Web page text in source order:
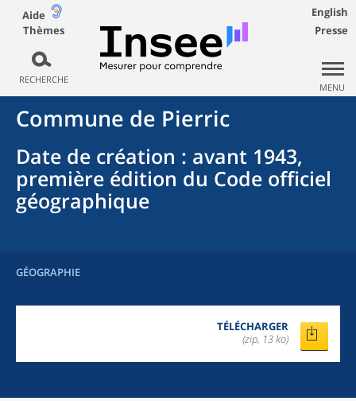
Aide
Thèmes
RECHERCHE
English
Presse
MENU
Commune de Pierric
Date de création : avant 1943,
première édition du Code officiel
géographique
GÉOGRAPHIE
TÉLÉCHARGER
(zip, 13 ko)